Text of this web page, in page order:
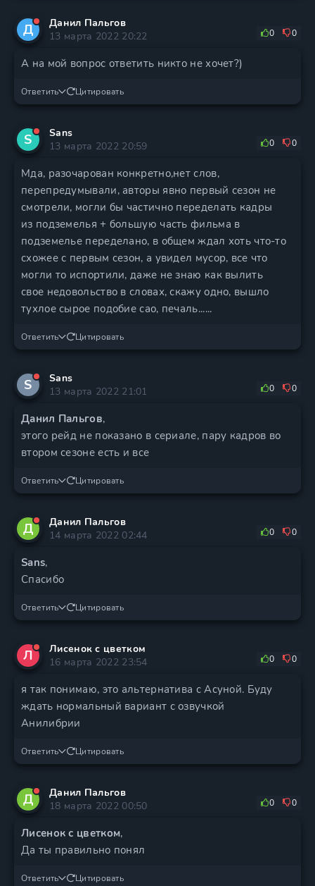
Д
Данил Пальгов
13 марта 2022 20:22
0 0
А на мой вопрос ответить никто не хочет?)
Ответить Цитировать
S
Sans
13 марта 2022 20:59
0 0
Мда, разочарован конкретно,нет слов,
перепредумывали, авторы явно первый сезон не
смотрели, могли бы частично переделать кадры
из подземелья + большую часть фильма в
подземелье переделано, в общем ждал хоть что-то
схожее с первым сезон, а увидел мусор, все что
могли то испортили, даже не знаю как вылить
свое недовольство в словах, скажу одно, вышло
тухлое сырое подобие сао, печаль......
Ответить Цитировать
S
Sans
13 марта 2022 21:01
0 0
Данил Пальгов,
этого рейд не показано в сериале, пару кадров во
втором сезоне есть и все
Ответить Цитировать
Д
Данил Пальгов
14 марта 2022 02:44
0 0
Sans,
Спасибо
Ответить Цитировать
Л
Лисенок с цветком
16 марта 2022 23:54
0 0
я так понимаю, это альтернатива с Асуной. Буду
ждать нормальный вариант с озвучкой
Анилибрии
Ответить Цитировать
Д
Данил Пальгов
18 марта 2022 00:50
0 0
Лисенок с цветком,
Да ты правильно понял
Ответить Цитировать